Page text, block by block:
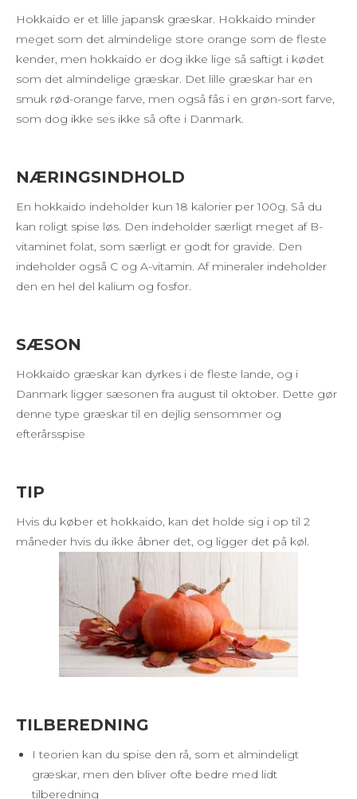
Hokkaido er et lille japansk græskar. Hokkaido minder
meget som det almindelige store orange som de fleste
kender, men hokkaido er dog ikke lige så saftigt i kødet
som det almindelige græskar. Det lille græskar har en
smuk rød-orange farve, men også fås i en grøn-sort farve,
som dog ikke ses ikke så ofte i Danmark.
NÆRINGSINDHOLD
En hokkaido indeholder kun 18 kalorier per 100g. Så du
kan roligt spise løs. Den indeholder særligt meget af B-
vitaminet folat, som særligt er godt for gravide. Den
indeholder også C og A-vitamin. Af mineraler indeholder
den en hel del kalium og fosfor.
SÆSON
Hokkaido græskar kan dyrkes i de fleste lande, og i
Danmark ligger sæsonen fra august til oktober. Dette gør
denne type græskar til en dejlig sensommer og
efterårsspise
TIP
Hvis du køber et hokkaido, kan det holde sig i op til 2
måneder hvis du ikke åbner det, og ligger det på køl.
TILBEREDNING
I teorien kan du spise den rå, som et almindeligt
græskar, men den bliver ofte bedre med lidt
tilberedning